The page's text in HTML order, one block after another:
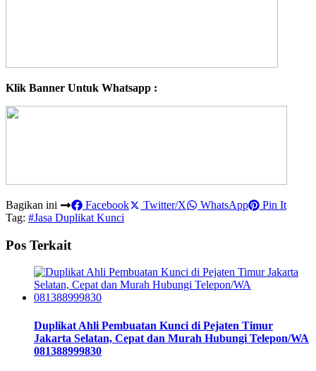
Klik Banner Untuk Whatsapp :
Bagikan ini Facebook Twitter/X WhatsApp
Pin It
Tag: #Jasa Duplikat Kunci
Pos Terkait
Duplikat Ahli Pembuatan Kunci di Pejaten Timur
Jakarta Selatan, Cepat dan Murah Hubungi Telepon/WA
081388999830